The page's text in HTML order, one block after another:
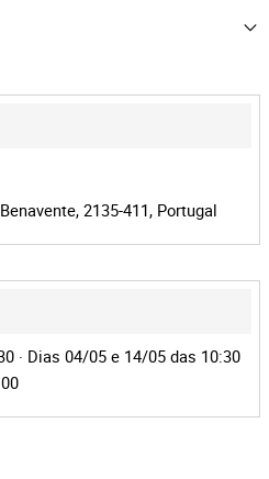
ENGIL
Leaflet |© OpenStreetMap contributors
2135-411, Portugal
· Dias 04/05 e 14/05 das 10:30